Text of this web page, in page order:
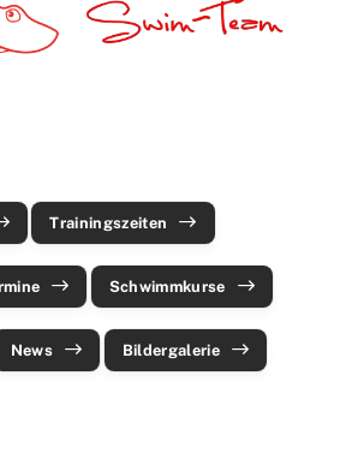
Trainingszeiten
Schwimmkurse
News Bildergalerie